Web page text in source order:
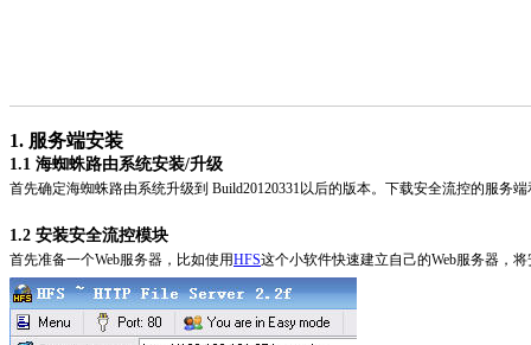
1. 服务端安装
1.1 海蜘蛛路由系统安装/升级
首先确定海蜘蛛路由系统升级到 Build20120331以后的版本。下载安全流控的服务
1.2 安装安全流控模块
首先准备一个Web服务器，比如使用HFS这个小软件快速建立自己的Web服务器，